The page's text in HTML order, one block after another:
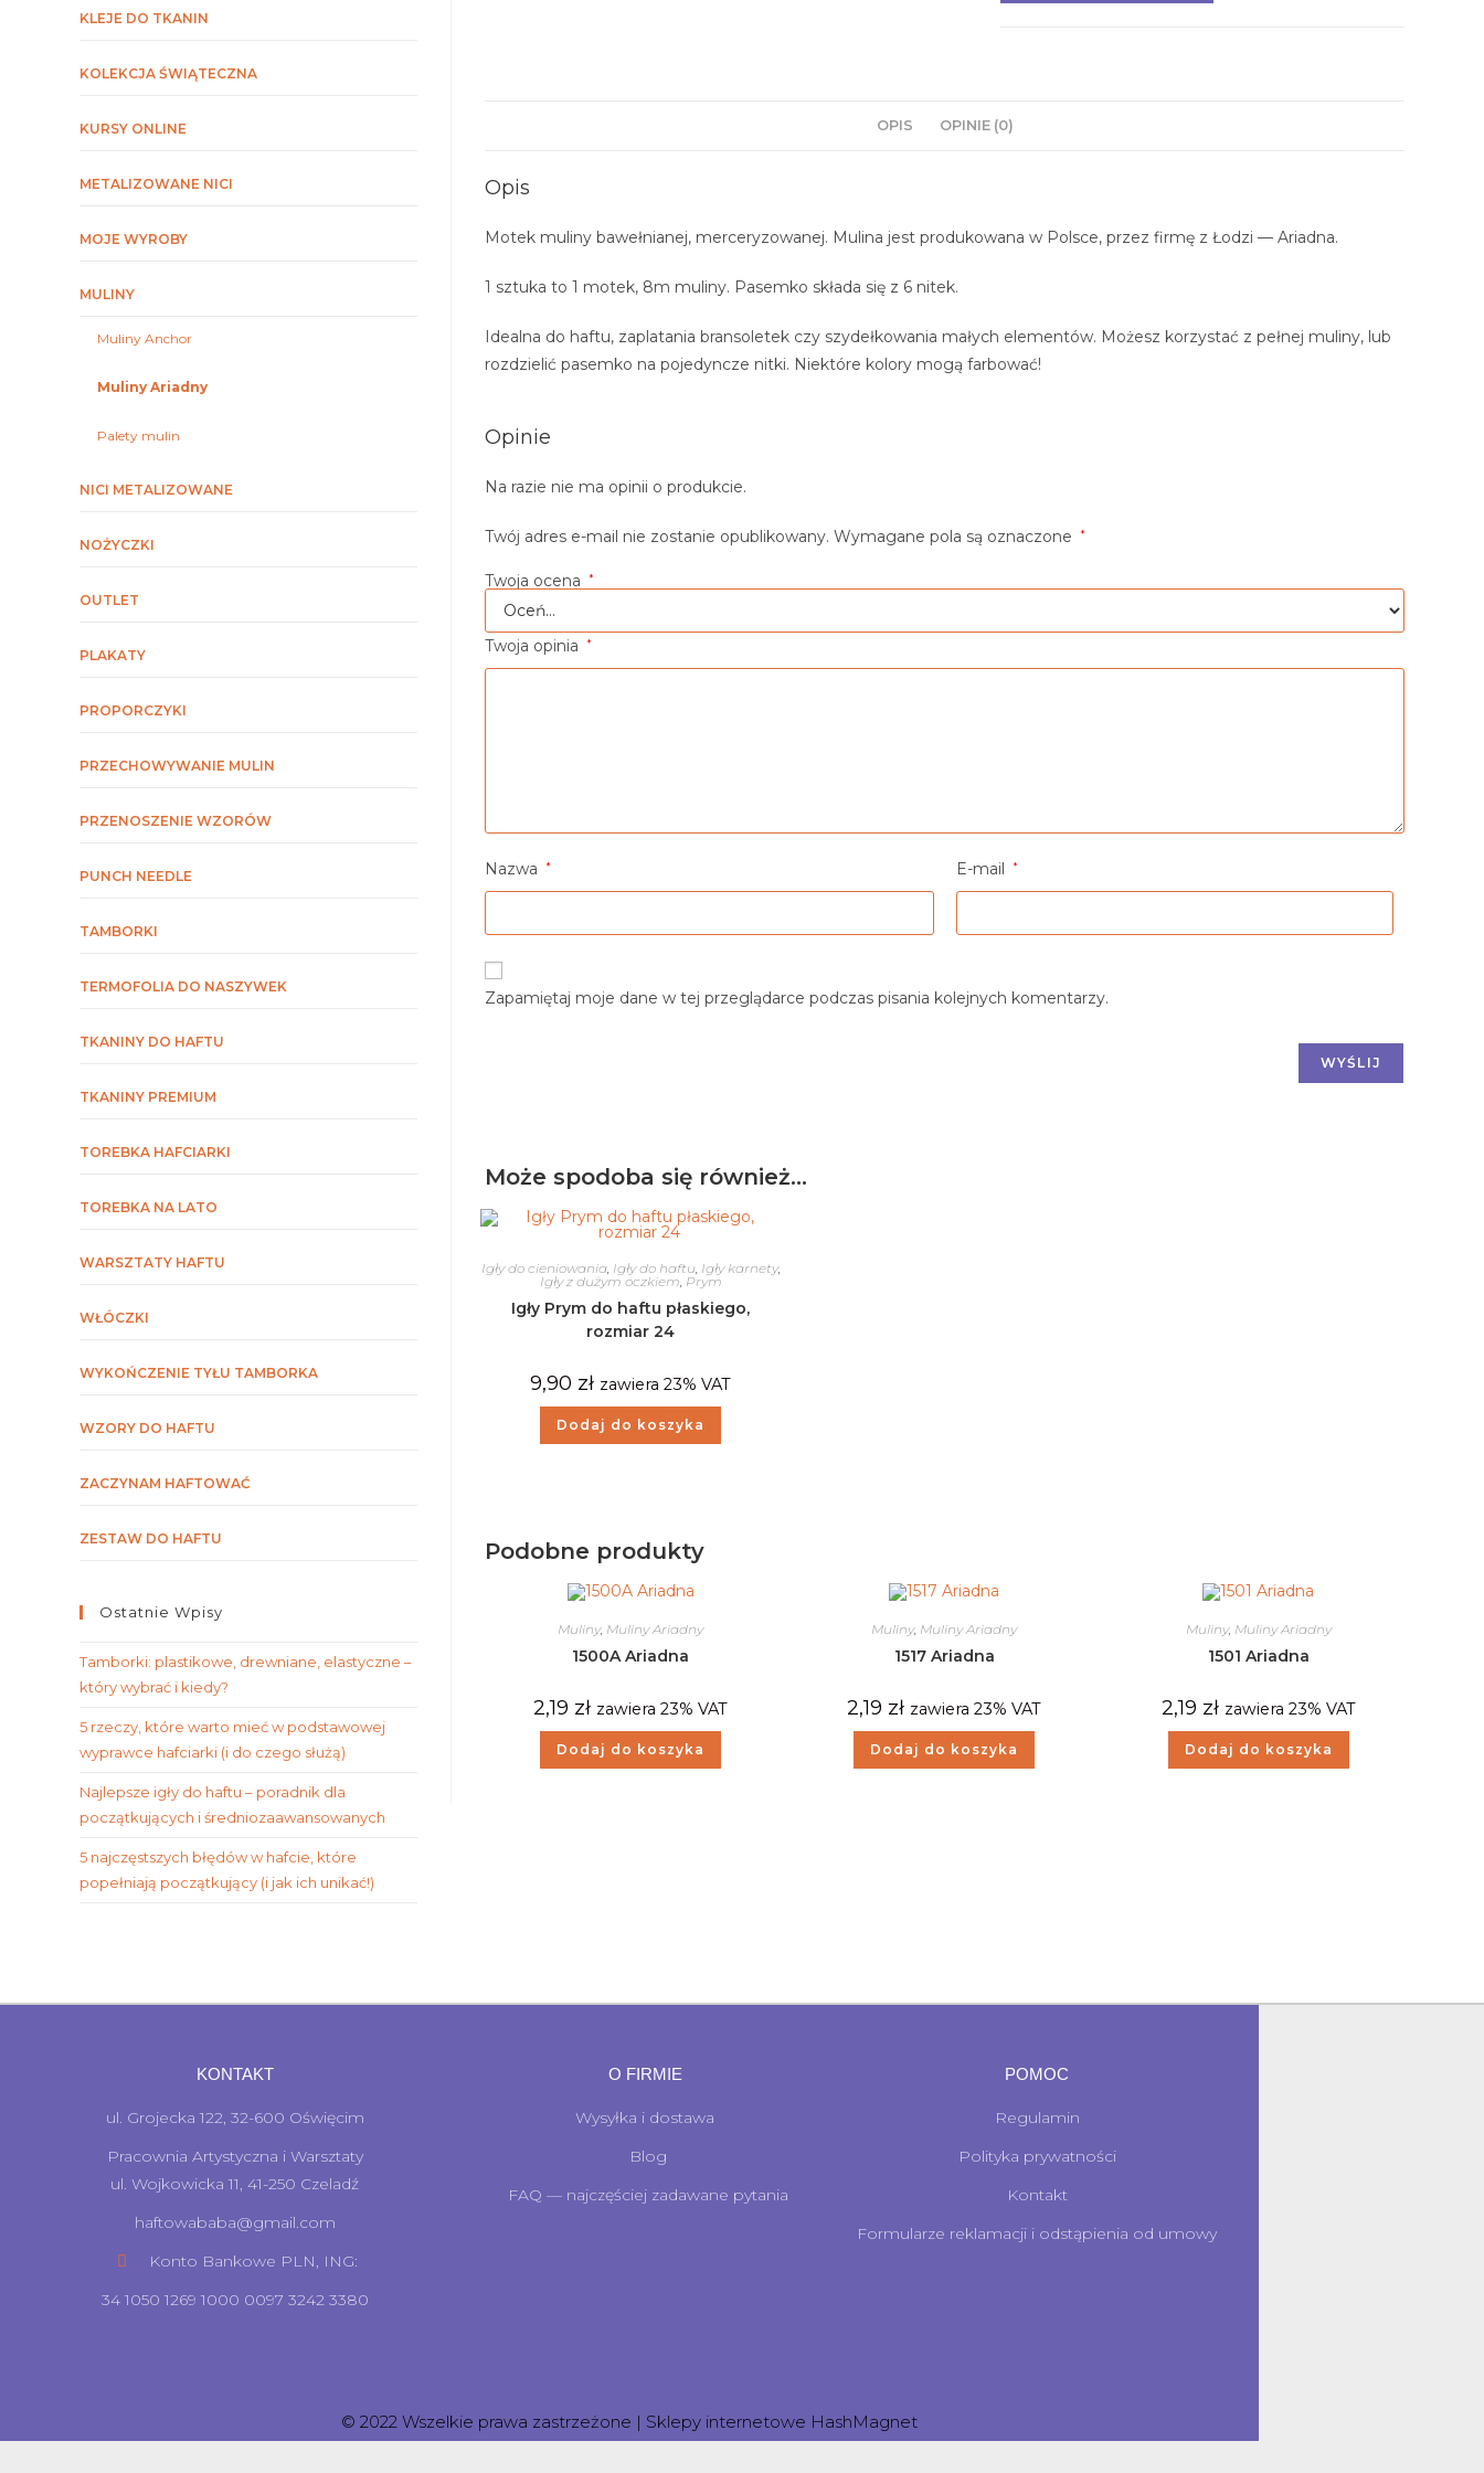
OPIS OPINIE (0)
Opis
Motek muliny bawełnianej, merceryzowanej. Mulina jest produkowana w Polsce, przez firmę z Łodzi — Ariadna.
1 sztuka to 1 motek, 8m muliny. Pasemko składa się z 6 nitek.
Idealna do haftu, zaplatania bransoletek czy szydełkowania małych elementów. Możesz korzystać z pełnej muliny, lub
rozdzielić pasemko na pojedyncze nitki. Niektóre kolory mogą farbować!
Opinie
Na razie nie ma opinii o produkcie.
Twój adres e-mail nie zostanie opublikowany. Wymagane pola są oznaczone *
Twoja ocena *
Twoja opinia *
Nazwa * E-mail *
Zapamiętaj moje dane w tej przeglądarce podczas pisania kolejnych komentarzy.
Może spodoba się również…
Igły do cieniowania, Igły do haftu, Igły karnety,
Igły z dużym oczkiem, Prym
Igły Prym do haftu płaskiego,
rozmiar 24
9,90 zł zawiera 23% VAT
Dodaj do koszyka
Podobne produkty
Muliny, Muliny Ariadny
1500A Ariadna
2,19 zł zawiera 23% VAT
Dodaj do koszyka
Muliny, Muliny Ariadny
1517 Ariadna
2,19 zł zawiera 23% VAT
Dodaj do koszyka
Muliny, Muliny Ariadny
1501 Ariadna
2,19 zł zawiera 23% VAT
Dodaj do koszyka
KLEJE DO TKANIN
KOLEKCJA ŚWIĄTECZNA
KURSY ONLINE
METALIZOWANE NICI
MOJE WYROBY
MULINY
Muliny Anchor
Muliny Ariadny
Palety mulin
NICI METALIZOWANE
NOŻYCZKI
OUTLET
PLAKATY
PROPORCZYKI
PRZECHOWYWANIE MULIN
PRZENOSZENIE WZORÓW
PUNCH NEEDLE
TAMBORKI
TERMOFOLIA DO NASZYWEK
TKANINY DO HAFTU
TKANINY PREMIUM
TOREBKA HAFCIARKI
TOREBKA NA LATO
WARSZTATY HAFTU
WŁÓCZKI
WYKOŃCZENIE TYŁU TAMBORKA
WZORY DO HAFTU
ZACZYNAM HAFTOWAĆ
ZESTAW DO HAFTU
Ostatnie Wpisy
Tamborki: plastikowe, drewniane, elastyczne –
który wybrać i kiedy?
5 rzeczy, które warto mieć w podstawowej
wyprawce hafciarki (i do czego służą)
Najlepsze igły do haftu – poradnik dla
początkujących i średniozaawansowanych
5 najczęstszych błędów w hafcie, które
popełniają początkujący (i jak ich unikać!)
KONTAKT
ul. Grojecka 122, 32-600 Oświęcim
Pracownia Artystyczna i Warsztaty
ul. Wojkowicka 11, 41-250 Czeladź
haftowababa@gmail.com
Konto Bankowe PLN, ING:
34 1050 1269 1000 0097 3242 3380
O FIRMIE
Wysyłka i dostawa
Blog
FAQ — najczęściej zadawane pytania
POMOC
Regulamin
Polityka prywatności
Kontakt
Formularze reklamacji i odstąpienia od umowy
© 2022 Wszelkie prawa zastrzeżone | Sklepy internetowe HashMagnet